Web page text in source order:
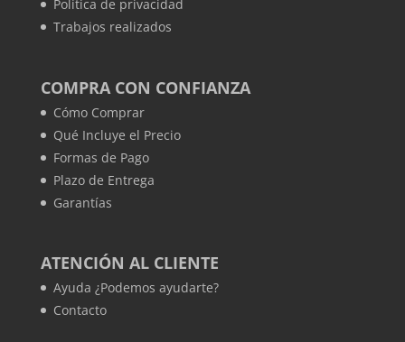
Política de privacidad
Trabajos realizados
COMPRA CON CONFIANZA
Cómo Comprar
Qué Incluye el Precio
Formas de Pago
Plazo de Entrega
Garantías
ATENCIÓN AL CLIENTE
Ayuda ¿Podemos ayudarte?
Contacto